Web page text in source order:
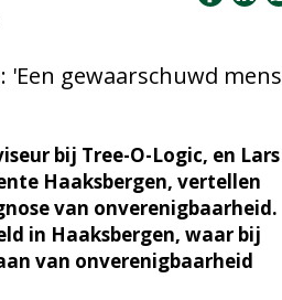
gewaarschuwd mens
bij Tree-O-Logic, en Lars
Haaksbergen, vertellen
van onverenigbaarheid.
in Haaksbergen, waar bij
van onverenigbaarheid